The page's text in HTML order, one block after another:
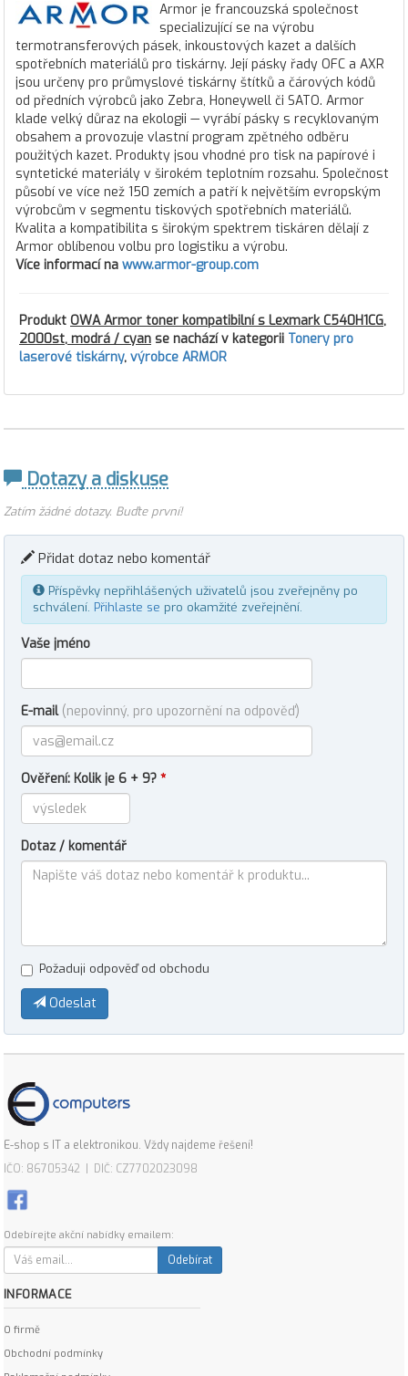
Armor je francouzská společnost
specializující se na výrobu
termotransferových pásek, inkoustových kazet a dalších
spotřebních materiálů pro tiskárny. Její pásky řady OFC a AXR
jsou určeny pro průmyslové tiskárny štítků a čárových kódů
od předních výrobců jako Zebra, Honeywell či SATO. Armor
klade velký důraz na ekologii — vyrábí pásky s recyklovaným
obsahem a provozuje vlastní program zpětného odběru
použitých kazet. Produkty jsou vhodné pro tisk na papírové i
syntetické materiály v širokém teplotním rozsahu. Společnost
působí ve více než 150 zemích a patří k největším evropským
výrobcům v segmentu tiskových spotřebních materiálů.
Kvalita a kompatibilita s širokým spektrem tiskáren dělají z
Armor oblíbenou volbu pro logistiku a výrobu.
Více informací na www.armor-group.com
Produkt OWA Armor toner kompatibilní s Lexmark C540H1CG,
2000st, modrá / cyan se nachází v kategorii Tonery pro
laserové tiskárny, výrobce ARMOR
Dotazy a diskuse
Zatím žádné dotazy. Buďte první!
Přidat dotaz nebo komentář
Příspěvky nepřihlášených uživatelů jsou zveřejněny po
schválení. Přihlaste se pro okamžité zveřejnění.
Vaše jméno
E-mail (nepovinný, pro upozornění na odpověď)
Ověření: Kolik je 6 + 9? *
Dotaz / komentář
Požaduji odpověď od obchodu
Odeslat
E-shop s IT a elektronikou. Vždy najdeme řešení!
IČO: 86705342 | DIČ: CZ7702023098
Odebírejte akční nabídky emailem:
Odebírat
INFORMACE
O firmě
Obchodní podmínky